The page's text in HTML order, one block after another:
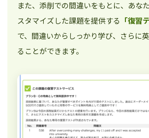
また、添削での間違いをもとに、あな
スタマイズした課題を提供する 「復習
で、間違いからしっかり学び、さらに
ることができます。